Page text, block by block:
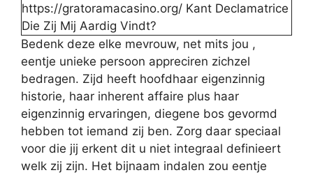
Bedenk deze elke mevrouw, net mits jou ,
eentje unieke persoon appreciren zichzel
bedragen. Zijd heeft hoofdhaar eigenzinnig
historie, haar inherent affaire plus haar
eigenzinnig ervaringen, diegene bos gevormd
hebben tot iemand zij ben. Zorg daar speciaal
voor die jij erkent dit u niet integraal definieert
welk zij zijn. Het bijnaam indalen zou eentje